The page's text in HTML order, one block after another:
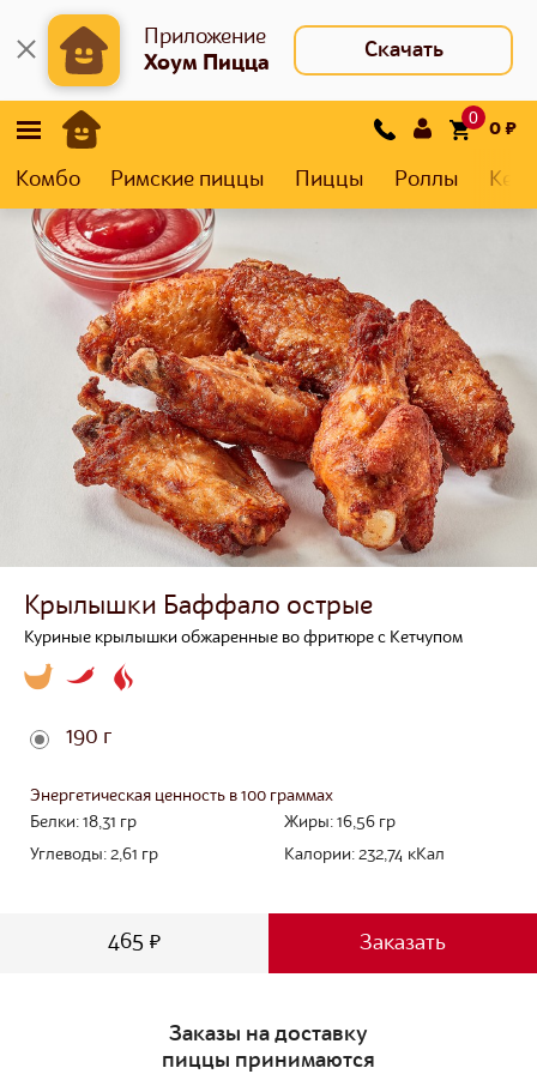
Приложение
Хоум Пицца
Скачать
0
0₽
Комбо Римские пиццы Пиццы Роллы
Крылышки Баффало острые
Куриные крылышки обжаренные во фритюре с Кетчупом
190 г
Энергетическая ценность в 100 граммах
Белки: 18,31 гр Жиры: 16,56гр
Углеводы: 2,61 гр Калории: 232,74 кКал
465 ₽ Заказать
Заказы на доставку
пиццы принимаются